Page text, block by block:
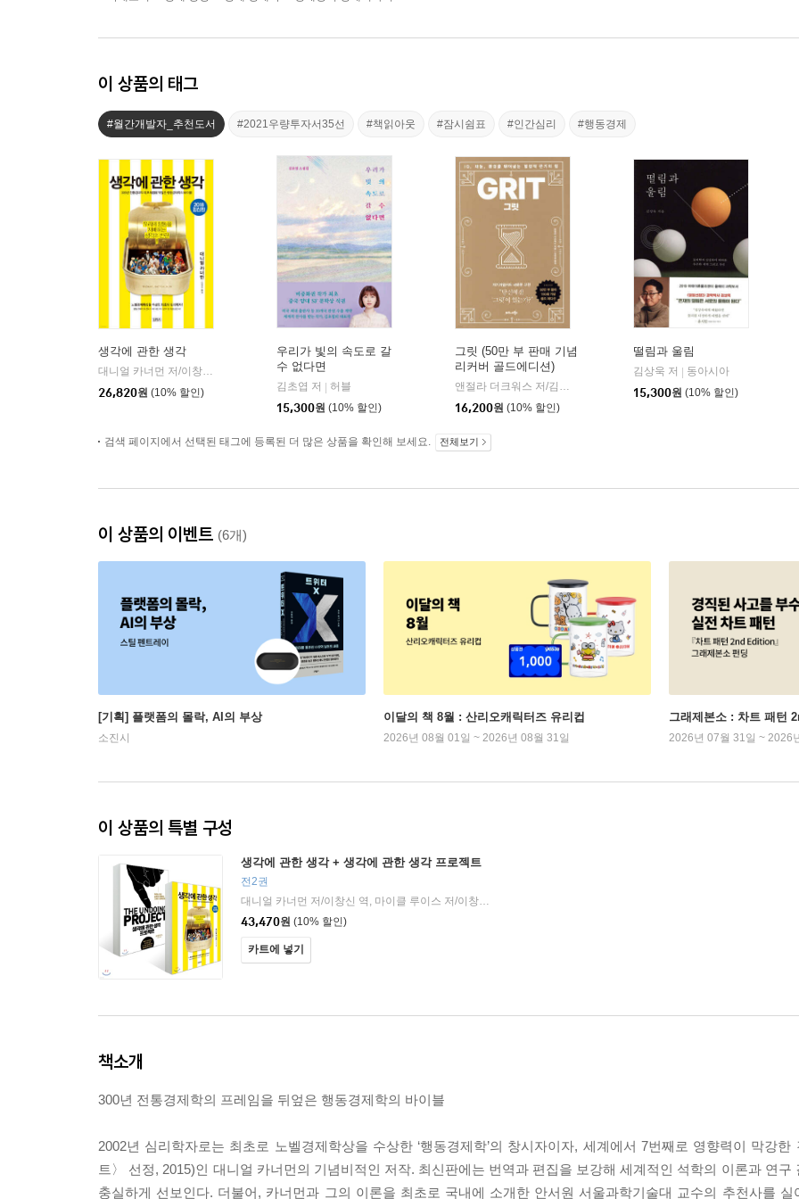
이 상품의 태그
#월간개발자_추천도서 #2021우량투자서35선 #책읽아웃 #잠시쉼표 #인간심리 #행동경제
생각에 관한 생각
대니얼 카너먼 저/이창신 역
26,820원 (10% 할인)
우리가 빛의 속도로 갈
수 없다면
김초엽 저
허블
15,300원 (10% 할인)
그릿 (50만 부 판매 기념
리커버 골드에디션)
앤절라 더크워스 저/김미정 역
비즈니스북스
16,200원 (10% 할인)
떨림과 울림
김상욱 저
동아시아
15,300원 (10% 할인)
검색 페이지에서 선택된 태그에 등록된 더 많은 상품을 확인해 보세요. 전체보기
이 상품의 이벤트 (6개)
[기획] 플랫폼의 몰락, AI의 부상
소진시
이달의 책 8월 : 산리오캐릭터즈 유리컵
2026년 08월 01일 ~ 2026년 08월 31일
그래제본소 : 차트 패턴
2026년 07월 31일 ~ 2026
이 상품의 특별 구성
생각에 관한 생각 + 생각에 관한 생각 프로젝트
전2권
대니얼 카너먼 저/이창신 역, 마이클 루이스 저/이창신 역
43,470원 (10% 할인)
카트에 넣기
책소개
300년 전통경제학의 프레임을 뒤엎은 행동경제학의 바이블
2002년 심리학자로는 최초로 노벨경제학상을 수상한 ‘행동경제학’의 창시자이자, 세계에서 7번째로 영향력이 막강
트〉 선정, 2015)인 대니얼 카너먼의 기념비적인 저작. 최신판에는 번역과 편집을 보강해 세계적인 석학의 이론과 연구
충실하게 선보인다. 더불어, 카너먼과 그의 이론을 최초로 국내에 소개한 안서원 서울과학기술대 교수의 추천사를 실